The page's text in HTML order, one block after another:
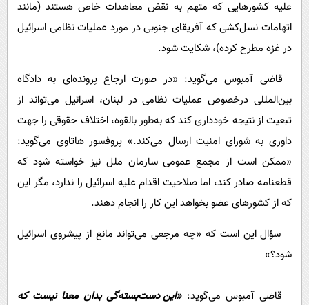
علیه کشورهایی که متهم به نقض معاهدات خاص هستند (مانند
اتهامات نسل‌کشی که آفریقای جنوبی در مورد عملیات نظامی اسرائیل
در غزه مطرح کرده)، شکایت شود.
قاضی آمبوس می‌گوید: «در صورت ارجاع پرونده‌ای به دادگاه
بین‌المللی درخصوص عملیات نظامی در لبنان، اسرائیل می‌تواند از
تبعیت از نتیجه خودداری کند که به‌طور بالقوه، اختلاف حقوقی را جهت
داوری به شورای امنیت ارسال می‌کند.» پروفسور هاتاوی می‌گوید:
«ممکن است از مجمع عمومی سازمان ملل نیز خواسته شود که
قطعنامه صادر کند، اما صلاحیت اقدام علیه اسرائیل را ندارد، مگر این‌
که از کشورهای عضو بخواهد این کار را انجام دهند.
سؤال این است که «چه مرجعی می‌تواند مانع از پیشروی‌ اسرائیل
شود؟»
قاضی آمبوس می‌گوید:«این دست‌بسته‌گی بدان معنا نیست که